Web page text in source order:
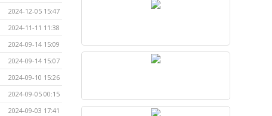
2024-12-05 15:47
2024-11-11 11:38
2024-09-14 15:09
2024-09-14 15:07
2024-09-10 15:26
2024-09-05 00:15
2024-09-03 17:41